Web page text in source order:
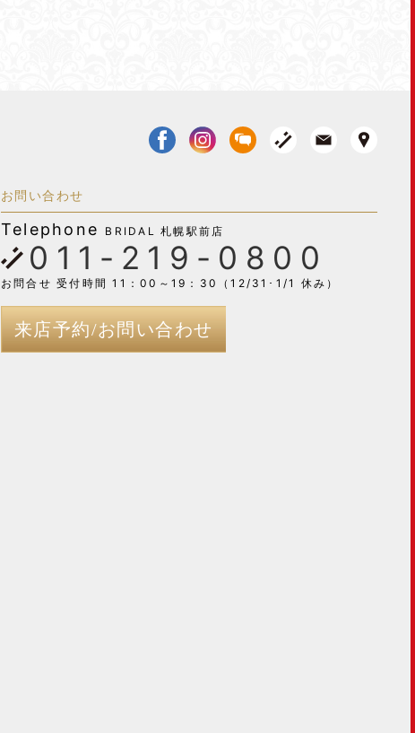
お問い合わせ
Telephone BRIDAL 札幌駅前店
011-219-0800
お問合せ 受付時間 11：00～19：30（12/31･1/1 休み）
来店予約/お問い合わせ